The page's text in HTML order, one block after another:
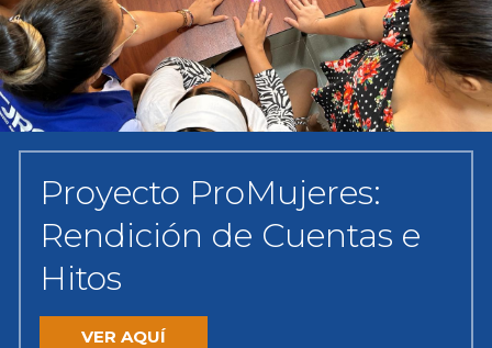
Proyecto ProMujeres:
Rendición de Cuentas e
Hitos
VER AQUÍ